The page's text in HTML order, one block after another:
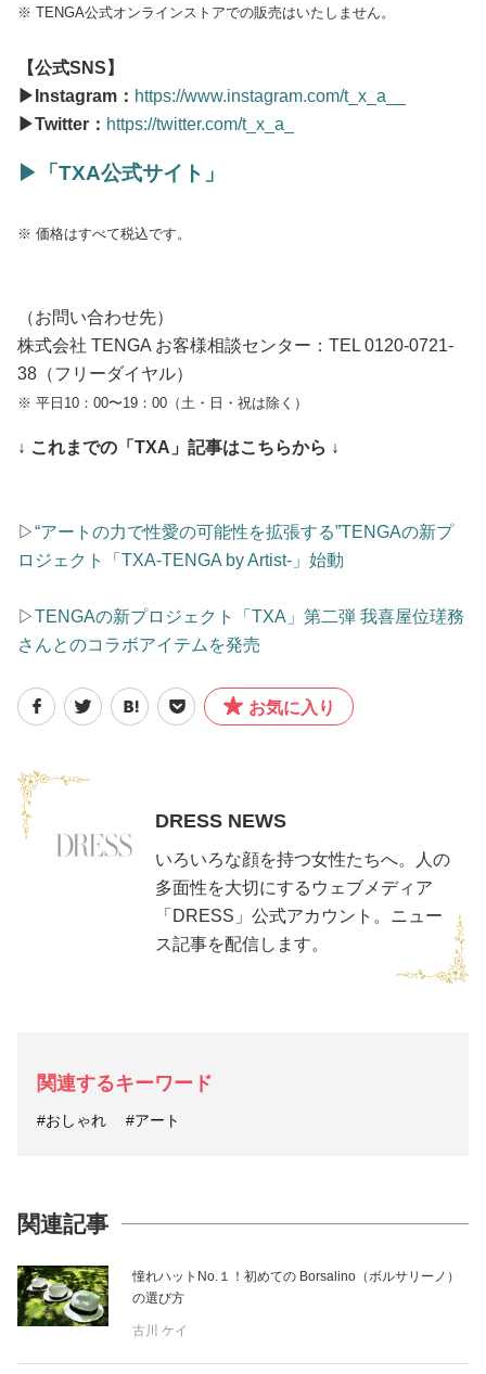
※ TENGA公式オンラインストアでの販売はいたしません。
【公式SNS】
▶︎Instagram： https://www.instagram.com/t_x_a__
▶︎Twitter： https://twitter.com/t_x_a_
▶︎「TXA公式サイト」
※ 価格はすべて税込です。
（お問い合わせ先）
株式会社 TENGA お客様相談センター：TEL 0120-0721-
38（フリーダイヤル）
※ 平日10：00〜19：00（土・日・祝は除く）
↓ これまでの「TXA」記事はこちらから ↓
▷“アートの力で性愛の可能性を拡張する”TENGAの新プ
ロジェクト「TXA-TENGA by Artist-」始動
▷TENGAの新プロジェクト「TXA」第二弾 我喜屋位瑳務
さんとのコラボアイテムを発売
お気に入り
DRESS NEWS
いろいろな顔を持つ女性たちへ。人の
多面性を大切にするウェブメディア
「DRESS」公式アカウント。ニュー
ス記事を配信します。
関連するキーワード
#おしゃれ #アート
関連記事
憧れハットNo.１！初めての Borsalino（ボルサリーノ）
の選び方
古川 ケイ